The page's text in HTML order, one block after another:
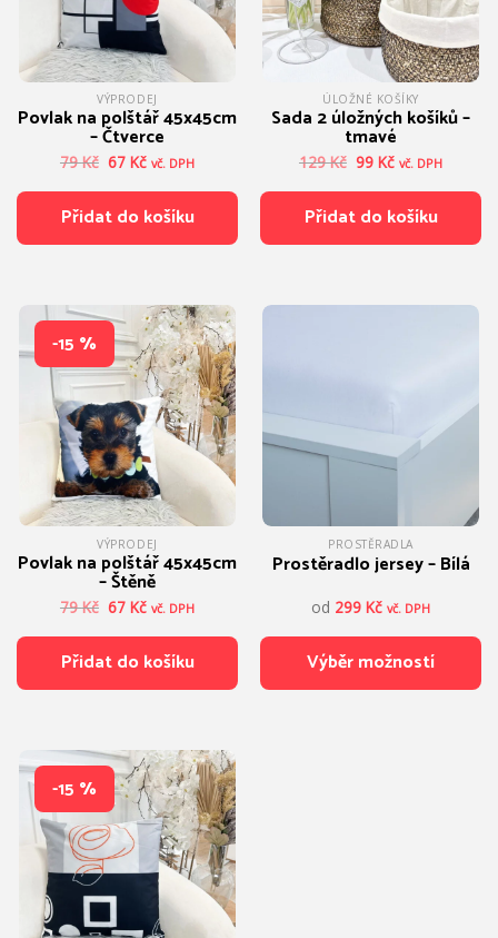
VÝPRODEJ
Povlak na polštář 45x45cm
– Čtverce
79Kč Původní
byla:
67KčAktuální
je:
vč. DPH
Přidat do košíku
ÚLOŽNÉ KOŠÍKY
Sada 2 úložných košíků –
tmavé
129Kč Původní
byla:
99KčAktuální
je:
vč. DPH
Přidat do košíku
-15 %
VÝPRODEJ
Povlak na polštář 45x45cm
– Štěně
79Kč Původní
byla:
67KčAktuální
je:
67 Kč.
vč. DPH
Přidat do košíku
PROSTĚRADLA
Prostěradlo jersey – Bílá
od 299 Kč vč. DPH
Výběr možností
-15 %